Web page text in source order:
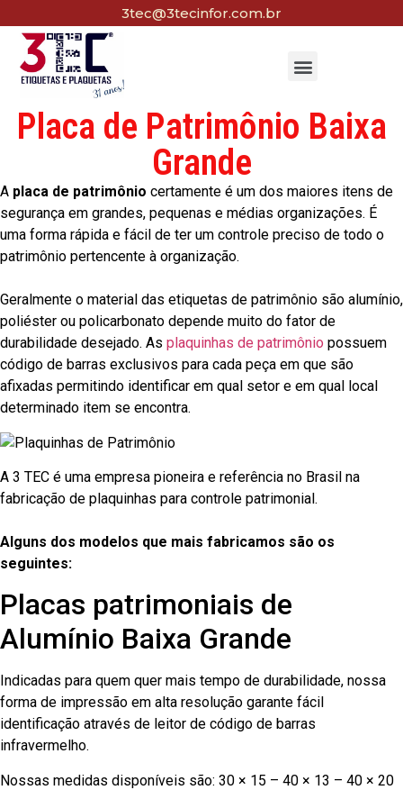
3tec@3tecinfor.com.br
Placa de Patrimônio Baixa
Grande
A placa de patrimônio certamente é um dos maiores itens de
segurança em grandes, pequenas e médias organizações. É
uma forma rápida e fácil de ter um controle preciso de todo o
patrimônio pertencente à organização.
Geralmente o material das etiquetas de patrimônio são alumínio,
poliéster ou policarbonato depende muito do fator de
durabilidade desejado. As plaquinhas de patrimônio possuem
código de barras exclusivos para cada peça em que são
afixadas permitindo identificar em qual setor e em qual local
determinado item se encontra.
A 3 TEC é uma empresa pioneira e referência no Brasil na
fabricação de plaquinhas para controle patrimonial.
Alguns dos modelos que mais fabricamos são os
seguintes:
Placas patrimoniais de
Alumínio Baixa Grande
Indicadas para quem quer mais tempo de durabilidade, nossa
forma de impressão em alta resolução garante fácil
identificação através de leitor de código de barras
infravermelho.
Nossas medidas disponíveis são: 30 × 15 – 40 × 13 – 40 × 20